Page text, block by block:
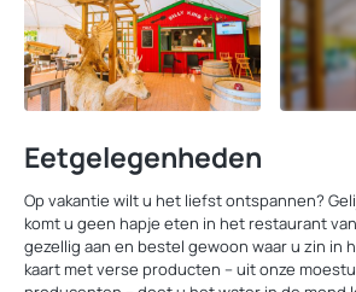
Eetgelegenheden
Op vakantie wilt u het liefst ontspannen?
komt u geen hapje eten in het restaurant
gezellig aan en bestel gewoon waar u zin in
kaart met verse producten – uit onze